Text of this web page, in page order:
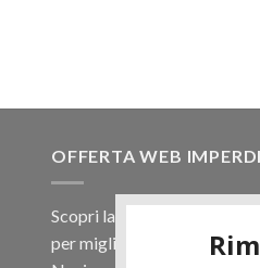
OFFERTA WEB
Scopri la nostra offerta
per migliaia di prodotti.